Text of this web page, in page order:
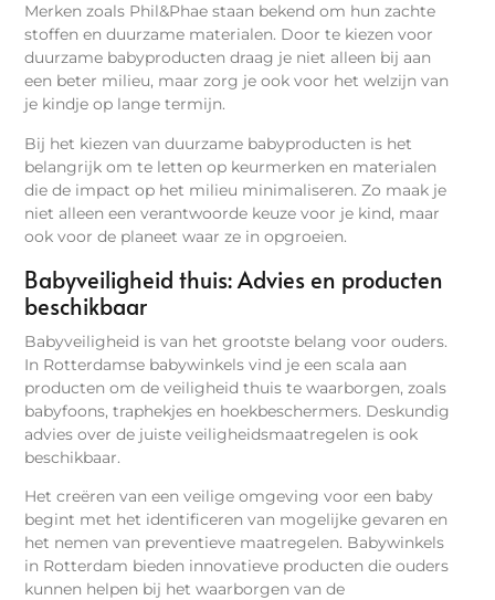
Merken zoals Phil&Phae staan bekend om hun zachte
stoffen en duurzame materialen. Door te kiezen voor
duurzame babyproducten draag je niet alleen bij aan
een beter milieu, maar zorg je ook voor het welzijn van
je kindje op lange termijn.
Bij het kiezen van duurzame babyproducten is het
belangrijk om te letten op keurmerken en materialen
die de impact op het milieu minimaliseren. Zo maak je
niet alleen een verantwoorde keuze voor je kind, maar
ook voor de planeet waar ze in opgroeien.
Babyveiligheid thuis: Advies en producten
beschikbaar
Babyveiligheid is van het grootste belang voor ouders.
In Rotterdamse babywinkels vind je een scala aan
producten om de veiligheid thuis te waarborgen, zoals
babyfoons, traphekjes en hoekbeschermers. Deskundig
advies over de juiste veiligheidsmaatregelen is ook
beschikbaar.
Het creëren van een veilige omgeving voor een baby
begint met het identificeren van mogelijke gevaren en
het nemen van preventieve maatregelen. Babywinkels
in Rotterdam bieden innovatieve producten die ouders
kunnen helpen bij het waarborgen van de